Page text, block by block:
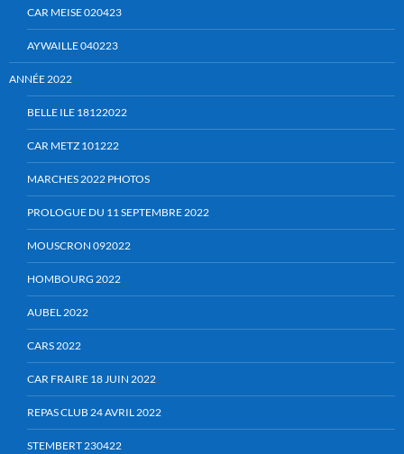
CAR MEISE 020423
AYWAILLE 040223
ANNÉE 2022
BELLE ILE 18122022
CAR METZ 101222
MARCHES 2022 PHOTOS
PROLOGUE DU 11 SEPTEMBRE 2022
MOUSCRON 092022
HOMBOURG 2022
AUBEL 2022
CARS 2022
CAR FRAIRE 18 JUIN 2022
REPAS CLUB 24 AVRIL 2022
STEMBERT 230422